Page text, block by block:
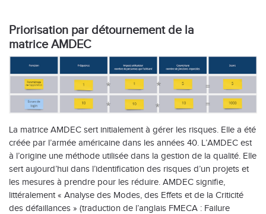
Priorisation par détournement de la
matrice AMDEC
La matrice AMDEC sert initialement à gérer les risques. Elle a été
créée par l’armée américaine dans les années 40. L’AMDEC est
à l’origine une méthode utilisée dans la gestion de la qualité. Elle
sert aujourd’hui dans l’identification des risques d’un projets et
les mesures à prendre pour les réduire. AMDEC signifie,
littéralement « Analyse des Modes, des Effets et de la Criticité
des défaillances » (traduction de l’anglais FMECA : Failure